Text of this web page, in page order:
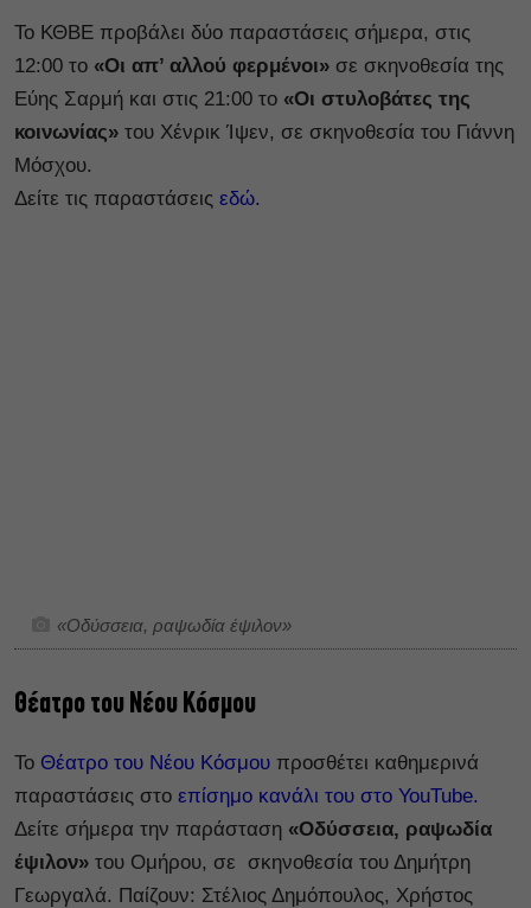
Το ΚΘΒΕ προβάλει δύο παραστάσεις σήμερα, στις
12:00 το «Οι απ’ αλλού φερμένοι» σε σκηνοθεσία της
Εύης Σαρμή και στις 21:00 το «Οι στυλοβάτες της
κοινωνίας» του Χένρικ Ίψεν, σε σκηνοθεσία του Γιάννη
Μόσχου.
Δείτε τις παραστάσεις εδώ.
«Οδύσσεια, ραψωδία έψιλον»
Θέατρο του Νέου Κόσμου
Το Θέατρο του Νέου Κόσμου προσθέτει καθημερινά
παραστάσεις στο επίσημο κανάλι του στο YouTube.
Δείτε σήμερα την παράσταση «Οδύσσεια, ραψωδία
έψιλον» του Ομήρου, σε σκηνοθεσία του Δημήτρη
Γεωργαλά. Παίζουν: Στέλιος Δημόπουλος, Χρήστος